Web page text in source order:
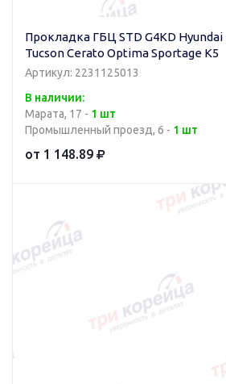
Прокладка ГБЦ STD G4KD Hyundai
Tucson Cerato Optima Sportage K5
Артикул: 2231125013
В наличии:
Марата, 17 - 1 шт
Промышленный проезд, 6 - 1 шт
от 1 148.89